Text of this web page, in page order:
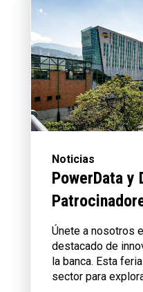
Noticias
PowerData y
Únete a nosotros
destacado de
la banca. Esta
sector para